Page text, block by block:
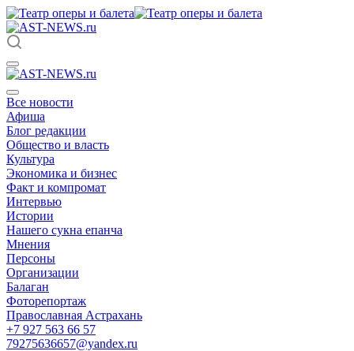
Все новости
Афиша
Блог редакции
Общество и власть
Культура
Экономика и бизнес
Факт и компромат
Интервью
Истории
Нашего сукна епанча
Мнения
Персоны
Организации
Балаган
Фоторепортаж
Православная Астрахань
+7 927 563 66 57
79275636657@yandex.ru